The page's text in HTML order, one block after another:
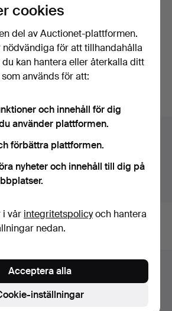
över avslutade auktioner.
istället.
cookies
del av Auctionet-plattformen.
nödvändiga för att tillhandahålla
kan hantera eller återkalla ditt
används för att:
och innehåll för dig
använder plattformen.
förbättra plattformen.
nyheter och innehåll till dig på
i vår integritetspolicyoch hantera
nedan.
inställningar
Acceptera alla